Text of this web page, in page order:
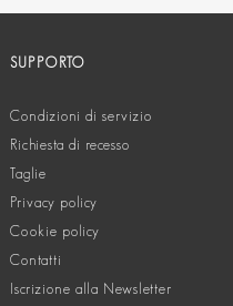
SUPPORTO
Condizioni di servizio
Richiesta di recesso
Taglie
Privacy policy
Cookie policy
Contatti
Iscrizione alla Newsletter